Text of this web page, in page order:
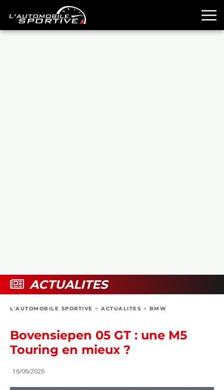
BOUTIQUE
ACTUALITES
L'AUTOMOBILE SPORTIVE > ACTUALITES > BMW
Bovensiepen 05 GT : une M5
Touring en mieux ?
16/06/2026